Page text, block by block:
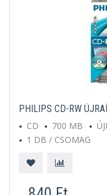
PHILIPS CD-RW
CD
700 MB
1 DB / CSOMAG